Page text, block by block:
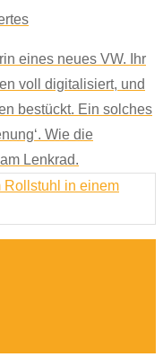
eines neues VW. Ihr
voll digitalisiert, und
bestückt. Ein solches
Wie die
Lenkrad.